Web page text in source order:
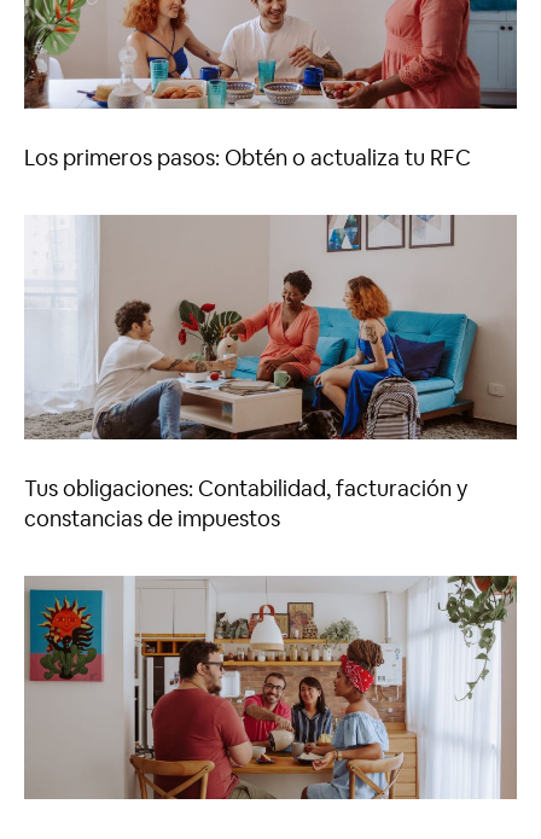
Los primeros pasos: Obtén o actualiza tu RFC
Tus obligaciones: Contabilidad, facturación y
constancias de impuestos